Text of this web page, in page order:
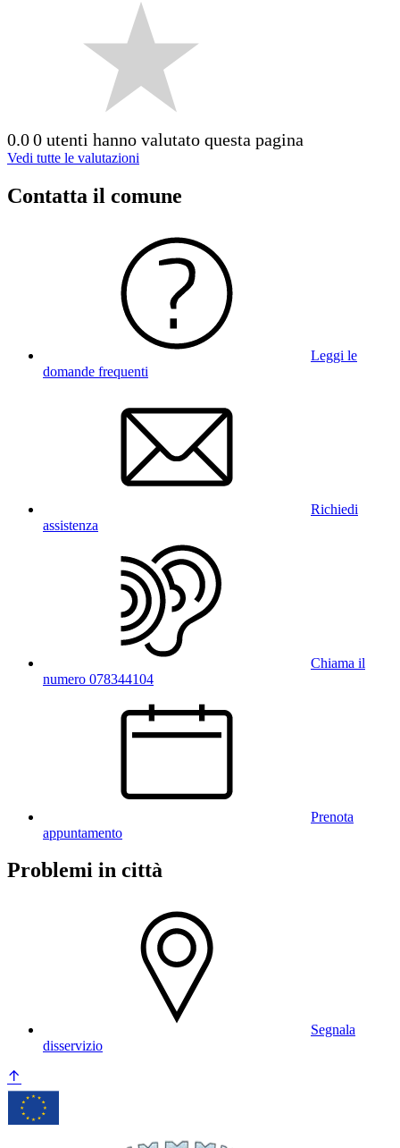
0.00 utenti hanno valutato questa pagina
Vedi tutte le valutazioni
Contatta il comune
Leggi le
domande frequenti
Richiedi
assistenza
Chiama il
numero 078344104
Prenota
appuntamento
Problemi in città
Segnala
disservizio